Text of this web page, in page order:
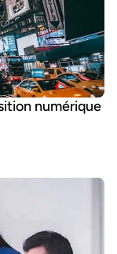
numérique